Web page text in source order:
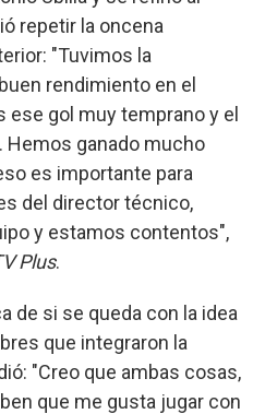
repetir la oncena
"Tuvimos la
rendimiento en el
ese gol muy temprano y el
Hemos ganado mucho
es importante para
del director técnico,
y estamos contentos",
Plus.
de si se queda con la idea
que integraron la
"Creo que ambas cosas,
que me gusta jugar con